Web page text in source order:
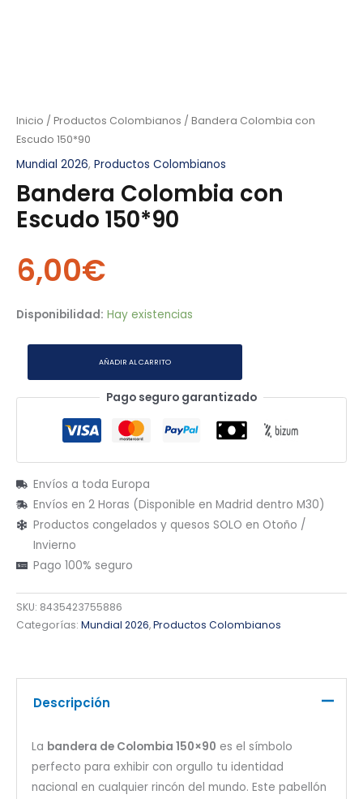
Inicio / Productos Colombianos / Bandera Colombia con
Escudo 150*90
Mundial 2026, Productos Colombianos
Bandera Colombia con
Escudo 150*90
6,00€
Disponibilidad: Hay existencias
AÑADIR AL CARRITO
Pago seguro garantizado
Envíos a toda Europa
Envíos en 2 Horas (Disponible en Madrid dentro M30)
Productos congelados y quesos SOLO en Otoño /
Invierno
Pago 100% seguro
SKU: 8435423755886
Categorías: Mundial 2026,Productos Colombianos
Descripción
La bandera de Colombia 150×90 es el símbolo
perfecto para exhibir con orgullo tu identidad
nacional en cualquier rincón del mundo. Este pabellón